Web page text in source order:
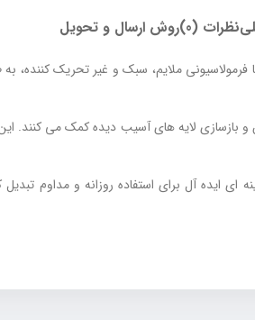
نظرات (0) روش ارسال و تحویل
ملایم، سبک و غیر تحریک‌ کننده،
و بازسازی لایه‌ های آسیب ‌دیده کمک می
ایده ‌آل برای استفاده روزانه و مداوم
التهاب و سوزش پوست خود می ‌گردند.